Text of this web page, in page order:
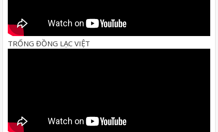
TRỐNG ĐỒNG LẠC VIỆT